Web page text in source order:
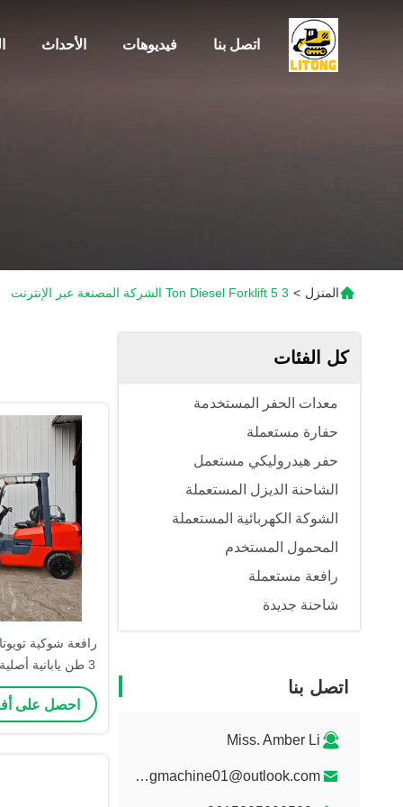
الأحداث فيديوهات اتصل بنا
المنزل > 3 5 Ton Diesel Forklift الشركة المصنعة عبر الإنترنت
كل الفئات
معدات الحفر المستخدمة
حفارة مستعملة
حفر هيدروليكي مستعمل
الشاحنة الديزل المستعملة
الشوكة الكهربائية المستعملة
المحمول المستخدم
رافعة مستعملة
شاحنة جديدة
اتصل بنا
Miss. Amber Li
litongmachine01@outlook.com
رافعة شوكية
اختبارها
احصل على